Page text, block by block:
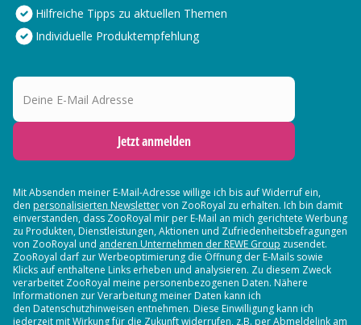
Hilfreiche Tipps zu aktuellen Themen
Individuelle Produktempfehlung
Deine E-Mail Adresse
Jetzt anmelden
Mit Absenden meiner E-Mail-Adresse willige ich bis auf Widerruf ein,
den personalisierten Newslettervon ZooRoyal zu erhalten. Ich bin damit
einverstanden, dass ZooRoyal mir per E-Mail an mich gerichtete Werbung
zu Produkten, Dienstleistungen, Aktionen und Zufriedenheitsbefragungen
von ZooRoyal und anderen Unternehmen der REWE Group zusendet.
ZooRoyal darf zur Werbeoptimierung die Öffnung der E-Mails sowie
Klicks auf enthaltene Links erheben und analysieren. Zu diesem Zweck
verarbeitet ZooRoyal meine personenbezogenen Daten. Nähere
Informationen zur Verarbeitung meiner Daten kann ich
den Datenschutzhinweisen entnehmen. Diese Einwilligung kann ich
jederzeit mit Wirkung für die Zukunft widerrufen, z.B. per Abmeldelink am